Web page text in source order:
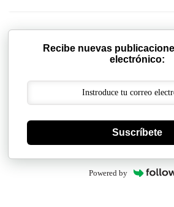
Recibe nuevas
electrónico:
Suscríbete
Powered by